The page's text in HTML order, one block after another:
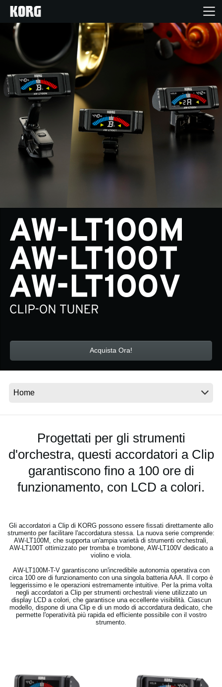
Prodotti
Contenuti
Eventi
Supporto tecnico
News
Paesi
Social Media
A proposito di Korg
Acquista Ora!
Progettati per gli strumenti
d'orchestra, questi accordatori a Clip
garantiscono fino a 100 ore di
funzionamento, con LCD a colori.
Gli accordatori a Clip di KORG possono essere fissati direttamente allo
strumento per facilitare l'accordatura stessa. La nuova serie comprende:
AW-LT100M , che supporta un'ampia varietà di strumenti orchestrali,
AW-LT100Tottimizzato per tromba e trombone, AW-LT100Vdedicato a
violino e viola.
AW-LT100M-T-Vgarantiscono un'incredibile autonomia operativa con
circa 100 ore di funzionamento con una singola batteria AAA. Il corpo è
leggerissimo e le operazioni estremamente intuitive. Per la prima volta
negli accordatori a Clip per strumenti orchestrali viene utilizzato un
display LCD a colori, che garantisce una eccellente visibilità. Ciascun
modello, dispone di una Clip e di un modo di accordatura dedicato, che
permette l'operatività più rapida ed efficiente possibile con il vostro
strumento.